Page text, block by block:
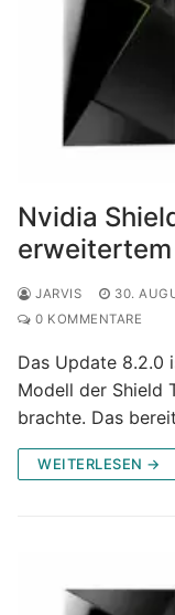
Nvidia
JARVIS 30.
0 KOMMENTARE
Das Update 8.2.0
Modell der Shield
brachte. Das
WEITERLESEN →